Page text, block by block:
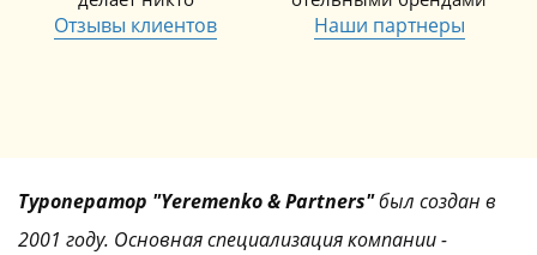
Отзывы клиентов Наши партнеры
Туроператор "Yeremenko & Partners"был создан в
2001 году. Основная специализация компании -